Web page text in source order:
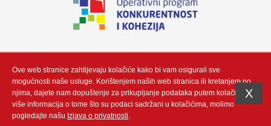
„Izradu internetske stranice sufinancirala je Europska unija iz Europskog fonda
Neutrino Tau d.o.o“
Copyright (c) by Neutrino Tau d.o.o - Integracija i prilagodba byGauss
Development
Ove web stranice zahtijevaju kolačiće kako bi vam osigurali sve
mogućnosti naše usluge. Korištenjem naših web stranica ili kretanjem po
njima, dajete nam dopuštenje za prikupljanje podataka putem kolačić. Za
više informacija o tome što su podaci sadržani u kolačićima, molimo
pogledajte našu Izjava o privatnosti.
X